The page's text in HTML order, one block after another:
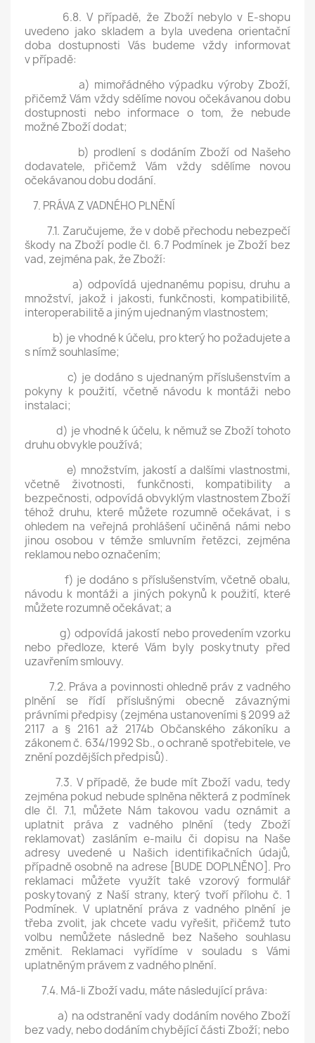
6.8. V případě, že Zboží nebylo v E-shopu
uvedeno jako skladem a byla uvedena orientační
doba dostupnosti Vás budeme vždy informovat
v případě:
a) mimořádného výpadku výroby Zboží,
přičemž Vám vždy sdělíme novou očekávanou dobu
dostupnosti nebo informace o tom, že nebude
možné Zboží dodat;
b) prodlení s dodáním Zboží od Našeho
dodavatele, přičemž Vám vždy sdělíme novou
očekávanou dobu dodání.
7. PRÁVA Z VADNÉHO PLNĚNÍ
7.1. Zaručujeme, že v době přechodu nebezpečí
škody na Zboží podle čl. 6.7 Podmínek je Zboží bez
vad, zejména pak, že Zboží:
a) odpovídá ujednanému popisu, druhu a
množství, jakož i jakosti, funkčnosti, kompatibilitě,
interoperabilitě a jiným ujednaným vlastnostem;
b) je vhodné k účelu, pro který ho požadujete a
s nímž souhlasíme;
c) je dodáno s ujednaným příslušenstvím a
pokyny k použití, včetně návodu k montáži nebo
instalaci;
d) je vhodné k účelu, k němuž se Zboží tohoto
druhu obvykle používá;
e) množstvím, jakostí a dalšími vlastnostmi,
včetně životnosti, funkčnosti, kompatibility a
bezpečnosti, odpovídá obvyklým vlastnostem Zboží
téhož druhu, které můžete rozumně očekávat, i s
ohledem na veřejná prohlášení učiněná námi nebo
jinou osobou v témže smluvním řetězci, zejména
reklamou nebo označením;
f) je dodáno s příslušenstvím, včetně obalu,
návodu k montáži a jiných pokynů k použití, které
můžete rozumně očekávat; a
g) odpovídá jakostí nebo provedením vzorku
nebo předloze, které Vám byly poskytnuty před
uzavřením smlouvy.
7.2. Práva a povinnosti ohledně práv z vadného
plnění se řídí příslušnými obecně závaznými
právními předpisy (zejména ustanoveními § 2099 až
2117 a § 2161 až 2174b Občanského zákoníku a
zákonem č. 634/1992 Sb., o ochraně spotřebitele, ve
znění pozdějších předpisů).
7.3. V případě, že bude mít Zboží vadu, tedy
zejména pokud nebude splněna některá z podmínek
dle čl. 7.1, můžete Nám takovou vadu oznámit a
uplatnit práva z vadného plnění (tedy Zboží
reklamovat) zasláním e-mailu či dopisu na Naše
adresy uvedené u Našich identifikačních údajů,
případně osobně na adrese [BUDE DOPLNĚNO]. Pro
reklamaci můžete využít také vzorový formulář
poskytovaný z Naší strany, který tvoří přílohu č. 1
Podmínek. V uplatnění práva z vadného plnění je
třeba zvolit, jak chcete vadu vyřešit, přičemž tuto
volbu nemůžete následně bez Našeho souhlasu
změnit. Reklamaci vyřídíme v souladu s Vámi
uplatněným právem z vadného plnění.
7.4. Má-li Zboží vadu, máte následující práva:
a) na odstranění vady dodáním nového Zboží
bez vady, nebo dodáním chybějící části Zboží; nebo